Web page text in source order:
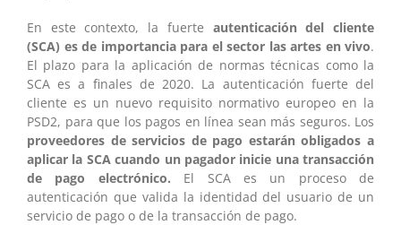
En este contexto, la fuerte autenticación del cliente
(SCA) es de importancia para el sector las artes en vivo.
El plazo para la aplicación de normas técnicas como la
SCA es a finales de 2020. La autenticación fuerte del
cliente es un nuevo requisito normativo europeo en la
PSD2, para que los pagos en línea sean más seguros. Los
proveedores de servicios de pago estarán obligados a
aplicar la SCA cuando un pagador inicie una transacción
de pago electrónico. El SCA es un proceso de
autenticación que valida la identidad del usuario de un
servicio de pago o de la transacción de pago.